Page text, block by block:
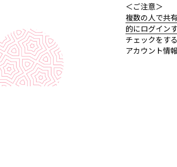
＜ご注意＞
複数の人で共
的にログイン
チェックをす
アカウント情